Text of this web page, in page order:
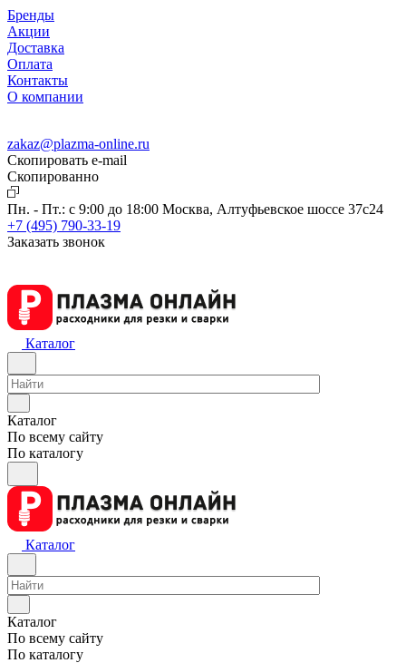
Бренды
Акции
Доставка
Оплата
Контакты
О компании
zakaz@plazma-online.ru
Скопировать e-mail
Cкопированно
Пн. - Пт.: с 9:00 до 18:00 Москва, Алтуфьевское шоссе 37с24
+7 (495) 790-33-19
Заказать звонок
Каталог
Каталог
По всему сайту
По каталогу
Каталог
Каталог
По всему сайту
По каталогу